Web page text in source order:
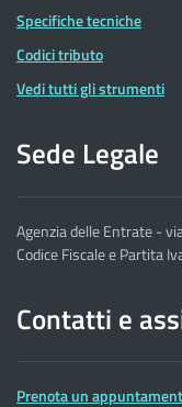
Specifiche tecniche
Codici tributo
Vedi tutti gli strumenti
Sede Legale
Agenzia delle Entrate -
Codice Fiscale e Partita
Contatti e
Prenota un